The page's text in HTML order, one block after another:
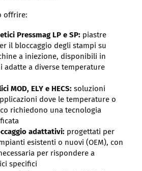
offrire:
Pressmag LP e SP:piastre
il bloccaggio degli stampi su
a iniezione, disponibili in
adatte a diverse temperature
MOD, ELY e HECS:soluzioni
dove le temperature o
richiedono una tecnologia
adattativi:progettati per
esistenti o nuovi (OEM), con
per rispondere a
specifici